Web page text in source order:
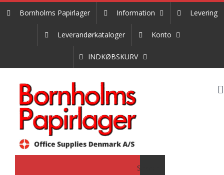
Bornholms Papirlager Information Levering
Leverandørkataloger Konto
INDKØBSKURV
Search